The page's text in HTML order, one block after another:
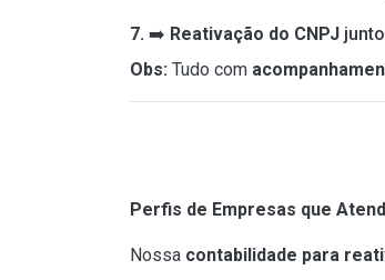
7. ➡️ Reativação do CNPJ
Obs: Tudo com
Perfis de Empresas que
Nossa contabilidade para